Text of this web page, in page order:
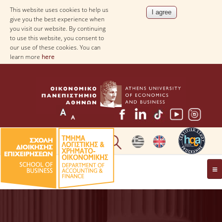
This website uses cookies to help us
give you the best experience when
you visit our website. By continuing
to use this website, you consent to
our use of these cookies. You can
learn more here
THE DEPARTMENT